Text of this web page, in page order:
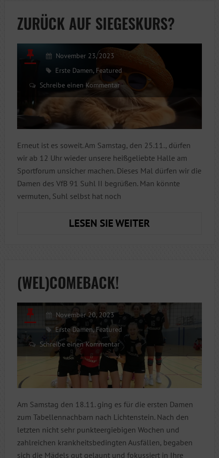
ZURÜCK AUF SIEGESKURS?
November 23, 2023
Erste Damen, Featured
Schreibe einen Kommentar
Erneut ist es soweit. Am Samstag, den 25.11., dürfen
wir ab 12 Uhr wieder unsere heißgeliebte Halle am
Sportforum unsicher machen. Dieses Mal dürfen wir die
Damen des VfB 91 Suhl II begrüßen. Man könnte
vermuten, Suhl selbst hat noch
LESEN SIE WEITERZURÜCK
(WEL)COMEBACK!
November 20, 2023
Erste Damen,Featured
Schreibe einen Kommentar
Am Samstag den 18.11. ging es für die ersten Damen
zum Tabellennachbarn nach Lichtenstein. Nach den
letzten nicht sehr punkteergiebigen Wochen und
zahlreichen krankheitsbedingten Ausfällen, begaben
sich die Mädels gut gelaunt und fokussiert in Ihre